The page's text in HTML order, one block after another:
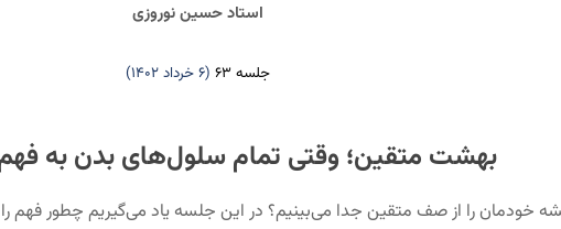
استاد حسین نوروزی
جلسه ۶۳ (۶ خرداد ۱۴۰۲)
بهشت متقین؛ وقتی تمام سلول‌های بدن به
خودمان را از صف متقین جدا می‌بینیم؟ در این جلسه یاد می‌گیریم چطور فهم